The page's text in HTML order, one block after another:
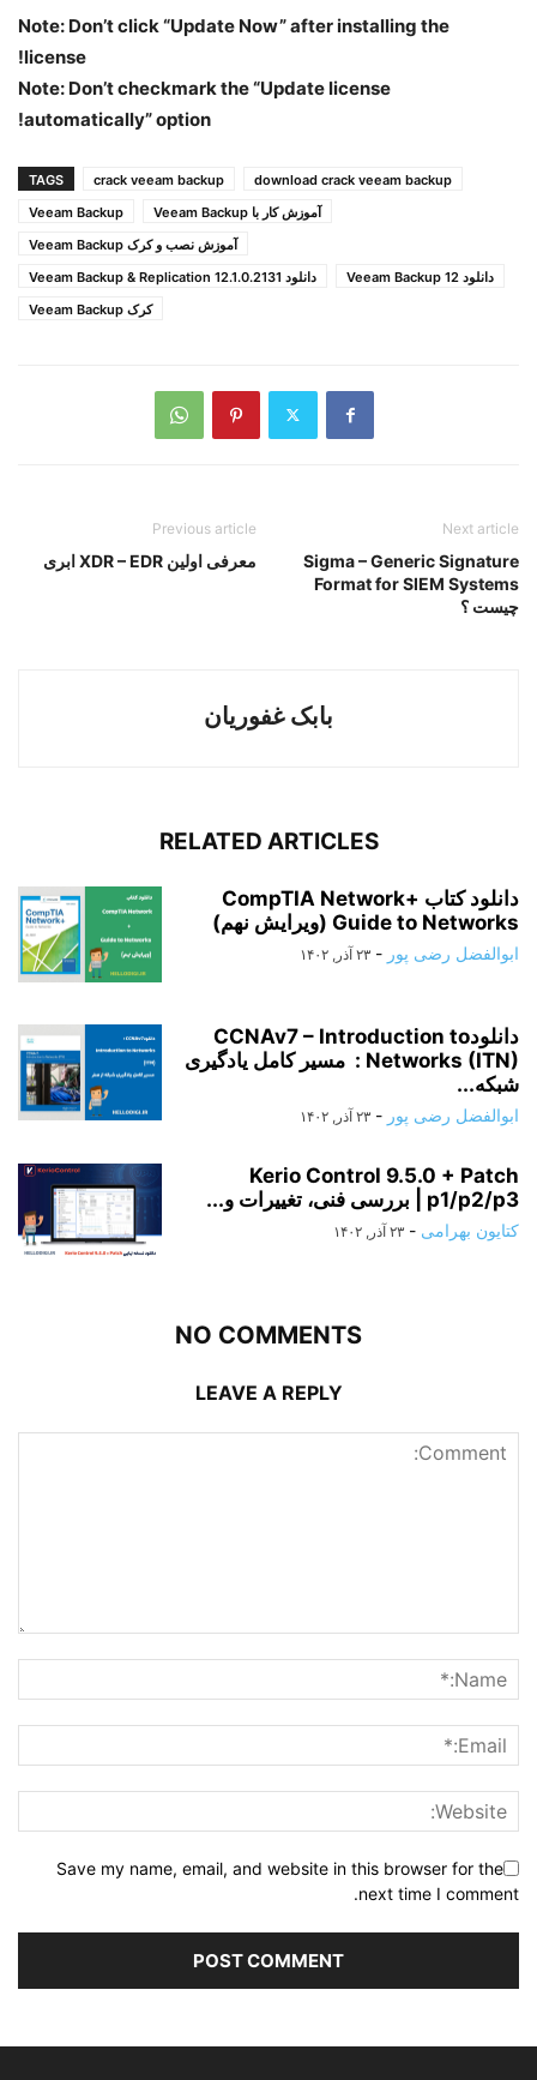
Note: Don’t click “Update Now” after installing the
license!
Note: Don’t checkmark the “Update license
automatically” option!
TAGS crack veeam backup
download crack veeam backup
Veeam Backup
آموزش کار با Veeam Backup
آموزش نصب و کرک Veeam Backup
دانلود Veeam Backup & Replication 12.1.0.2131
دانلود Veeam Backup 12
کرک Veeam Backup
Previous article
معرفی اولین XDR – EDR ابری
Next article
Sigma – Generic Signature
Format for SIEM Systems
چیست ؟
بابک غفوریان
RELATED ARTICLES
دانلود کتاب CompTIA Network+
Guide to Networks (ویرایش نهم)
ابوالفضل رضی پور - ۲۳ آذر, ۱۴۰۲
دانلودCCNAv7 – Introduction to
Networks (ITN) : مسیر کامل یادگیری
شبکه...
ابوالفضل رضی پور - ۲۳ آذر, ۱۴۰۲
Kerio Control 9.5.0 + Patch
p1/p2/p3 | بررسی فنی، تغییرات و...
کتایون بهرامی - ۲۳ آذر, ۱۴۰۲
NO COMMENTS
LEAVE A REPLY
Save my name, email, and website in this browser for the
next time I comment.